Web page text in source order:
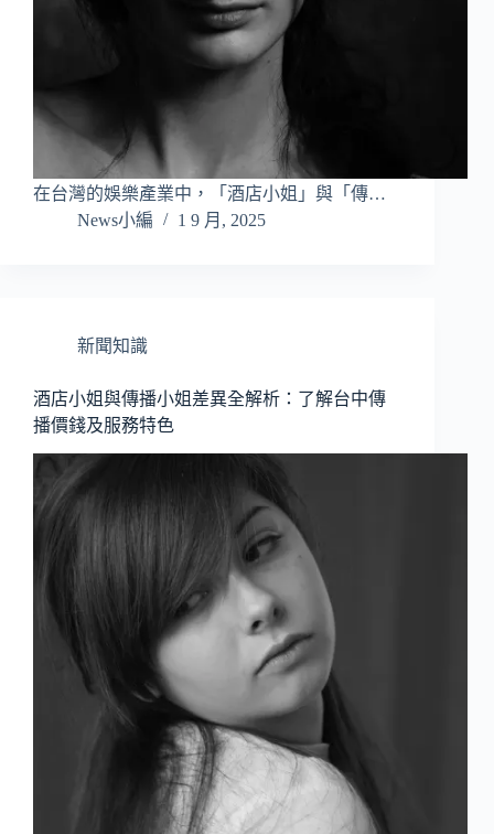
在台灣的娛樂產業中，「酒店小姐」與「傳…
News小編
1 9 月, 2025
新聞知識
酒店小姐與傳播小姐差異全解析：了解台中傳
播價錢及服務特色